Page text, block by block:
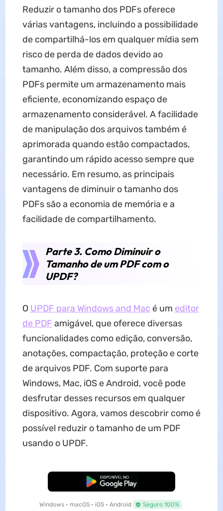
Reduzir o tamanho dos PDFs oferece
várias vantagens, incluindo a possibilidade
de compartilhá-los em qualquer mídia sem
risco de perda de dados devido ao
tamanho. Além disso, a compressão dos
PDFs permite um armazenamento mais
eficiente, economizando espaço de
armazenamento considerável. A facilidade
de manipulação dos arquivos também é
aprimorada quando estão compactados,
garantindo um rápido acesso sempre que
necessário. Em resumo, as principais
vantagens de diminuir o tamanho dos
PDFs são a economia de memória e a
facilidade de compartilhamento.
Parte 3. Como Diminuir o
Tamanho de um PDF com o
UPDF?
O UPDF para Windows and Mac é um editor
de PDF amigável, que oferece diversas
funcionalidades como edição, conversão,
anotações, compactação, proteção e corte
de arquivos PDF. Com suporte para
Windows, Mac, iOS e Android, você pode
desfrutar desses recursos em qualquer
dispositivo. Agora, vamos descobrir como é
possível reduzir o tamanho de um PDF
usando o UPDF.
Baixar Grátis
Windows • macOS • iOS • Android Seguro 100%